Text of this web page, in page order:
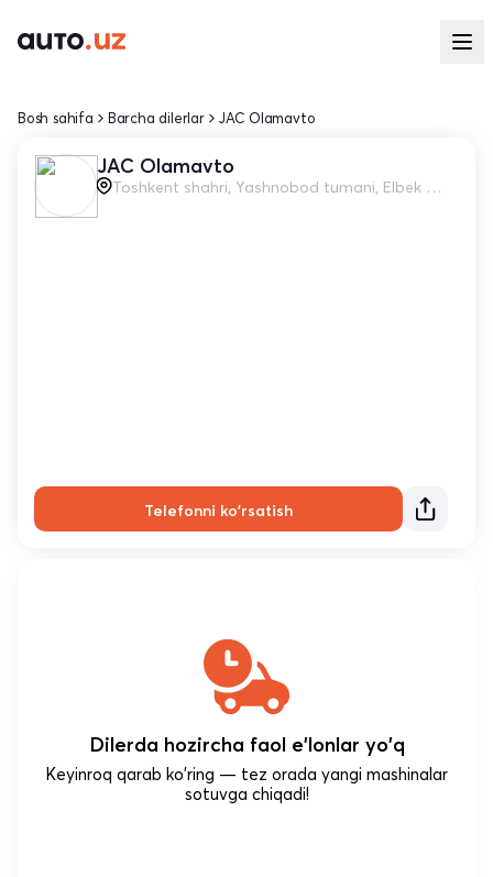
Bosh sahifa Barcha dilerlar JAC Olamavto
JAC Olamavto
Toshkent shahri, Yashnobod tumani, Elbek ko'chasi, 61/3
Telefonni ko'rsatish
Dilerda hozircha faol e'lonlar yo'q
Keyinroq qarab ko'ring — tez orada yangi mashinalar
sotuvga chiqadi!